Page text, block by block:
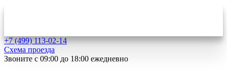
+7 (499)113-02-14
Схема проезда
Звоните с 09:00 до 18:00 ежедневно